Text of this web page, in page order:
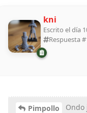
kni
Escrito el día
Respuesta #
Pimpollo
Ondo